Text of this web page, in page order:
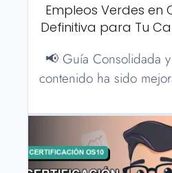
Empleos Verdes en
Definitiva para Tu
📢 Guía Consolidada
contenido ha sido